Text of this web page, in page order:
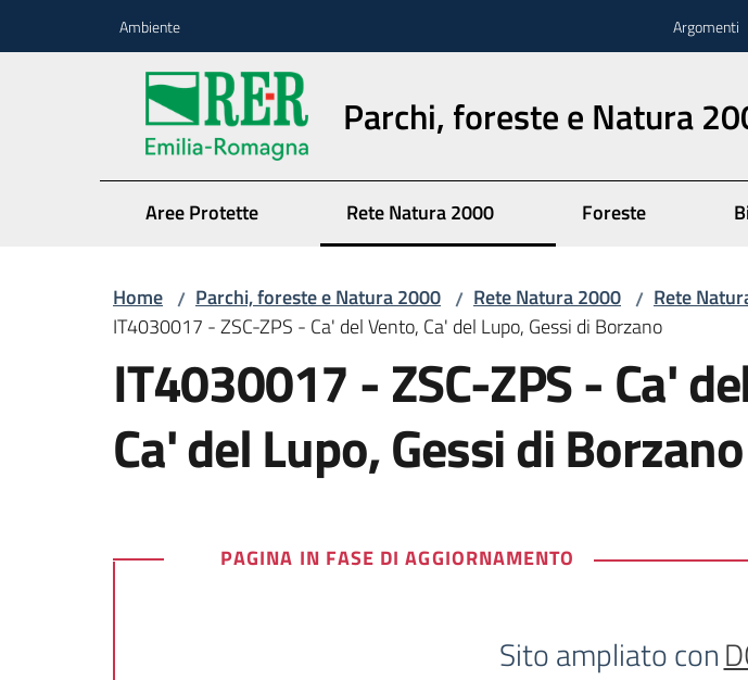
Ambiente Argomenti
Parchi, foreste e Natura
Aree Protette Rete Natura 2000 Foreste
Home / Parchi, foreste e Natura 2000 / Rete Natura 2000 / Rete
IT4030017 - ZSC-ZPS - Ca' del Vento, Ca' del Lupo, Gessi di Borzano
IT4030017 - ZSC-ZPS - Ca'
Ca' del Lupo, Gessi di Borzano
PAGINA IN FASE DI AGGIORNAMENTO
Sito ampliato con